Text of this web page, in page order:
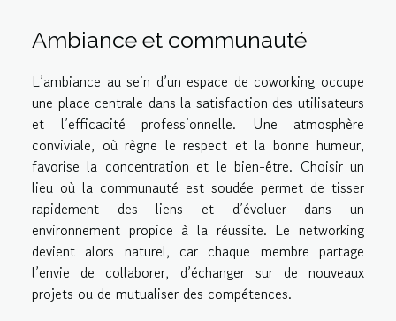
Ambiance et communauté
L’ambiance au sein d’un espace de coworking occupe
une place centrale dans la satisfaction des utilisateurs
et l’efficacité professionnelle. Une atmosphère
conviviale, où règne le respect et la bonne humeur,
favorise la concentration et le bien-être. Choisir un
lieu où la communauté est soudée permet de tisser
rapidement des liens et d’évoluer dans un
environnement propice à la réussite. Le networking
devient alors naturel, car chaque membre partage
l’envie de collaborer, d’échanger sur de nouveaux
projets ou de mutualiser des compétences.